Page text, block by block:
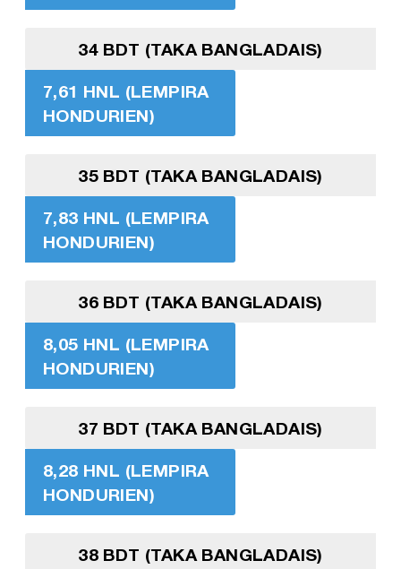
34 BDT (TAKA BANGLADAIS)
7,61 HNL (LEMPIRA
HONDURIEN)
35 BDT (TAKA BANGLADAIS)
7,83 HNL (LEMPIRA
HONDURIEN)
36 BDT (TAKA BANGLADAIS)
8,05 HNL (LEMPIRA
HONDURIEN)
37 BDT (TAKA BANGLADAIS)
8,28 HNL (LEMPIRA
HONDURIEN)
38 BDT (TAKA BANGLADAIS)